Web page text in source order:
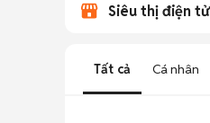
Siêu thị điện tử
Tất cả Cá nhân